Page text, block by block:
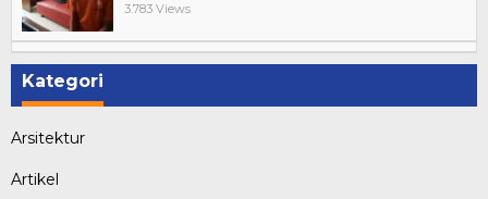
3.783 Views
Kategori
Arsitektur
Artikel